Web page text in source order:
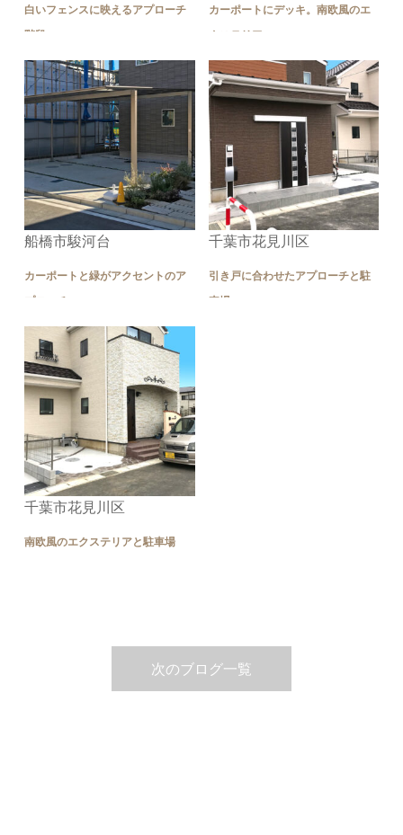
白いフェンスに映えるアプローチ
階段
カーポートにデッキ。南欧風のエ
クステリア
船橋市駿河台
カーポートと緑がアクセントのア
プローチ
千葉市花見川区
引き戸に合わせたアプローチと駐
車場
千葉市花見川区
南欧風のエクステリアと駐車場
次のブログ一覧